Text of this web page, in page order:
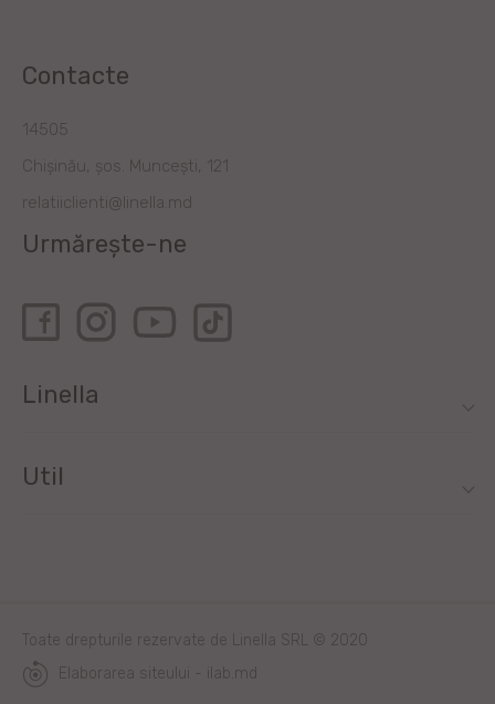
Contacte
14505
Chișinău, șos. Muncești, 121
relatiiclienti@linella.md
Urmărește-ne
Linella
Util
Toate drepturile rezervate de Linella SRL © 2020
Elaborarea siteului - ilab.md